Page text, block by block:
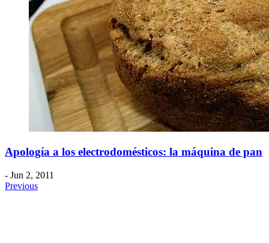
Apología a los electrodomésticos: la máquina de pan
- Jun 2, 2011
Previous